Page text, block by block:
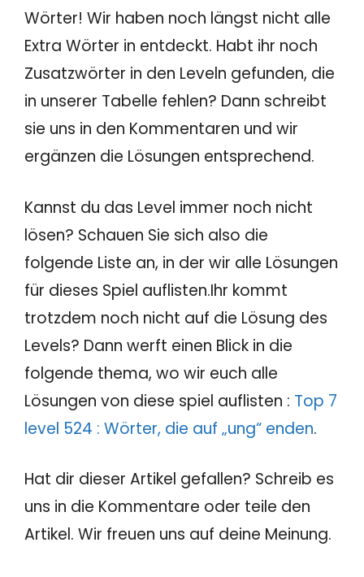
Wörter! Wir haben noch längst nicht alle
Extra Wörter in entdeckt. Habt ihr noch
Zusatzwörter in den Leveln gefunden, die
in unserer Tabelle fehlen? Dann schreibt
sie uns in den Kommentaren und wir
ergänzen die Lösungen entsprechend.
Kannst du das Level immer noch nicht
lösen? Schauen Sie sich also die
folgende Liste an, in der wir alle Lösungen
für dieses Spiel auflisten.Ihr kommt
trotzdem noch nicht auf die Lösung des
Levels? Dann werft einen Blick in die
folgende thema, wo wir euch alle
Lösungen von diese spiel auflisten : Top 7
level 524 : Wörter, die auf „ung“ enden.
Hat dir dieser Artikel gefallen? Schreib es
uns in die Kommentare oder teile den
Artikel. Wir freuen uns auf deine Meinung.